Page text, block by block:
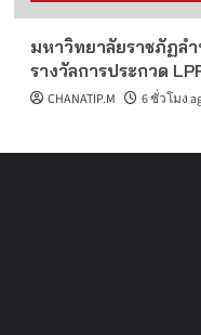
มหาวิทยาลัยราชภัฏล
รางวัลการประกวด
CHANATIP.M 6 ชั่วโมง